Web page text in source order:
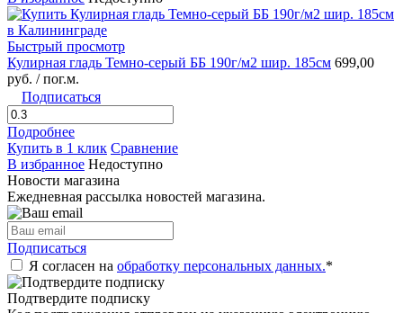
Быстрый просмотр
Кулирная гладь Темно-серый ББ 190г/м2 шир. 185см 699,00
руб. / пог.м.
Подписаться
Подробнее
Купить в 1 клик Сравнение
В избранное Недоступно
Новости магазина
Ежедневная рассылка новостей магазина.
Подписаться
Я согласен на обработку персональных данных.*
Подтвердите подписку